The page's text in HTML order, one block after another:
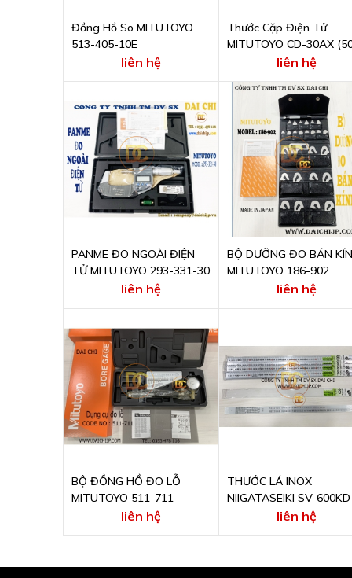
Đồng Hồ So MITUTOYO
513-405-10E
liên hệ
Thước Cặp Điện Tử
MITUTOYO CD-30AX
liên hệ
PANME ĐO NGOÀI ĐIỆN
TỬ MITUTOYO 293-331-30
liên hệ
BỘ DƯỠNG ĐO BÁN
MITUTOYO 186-902
(RADIUS GAGE SET)
liên hệ
BỘ ĐỒNG HỒ ĐO LỖ
MITUTOYO 511-711
liên hệ
THƯỚC LÁ INOX
NIIGATASEIKI SV-600KD
liên hệ